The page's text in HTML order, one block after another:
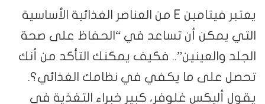
يعتبر فيتامين E من العناصر الغذائية الأساسية
التي يمكن أن تساعد في “الحفاظ على صحة
الجلد والعينين”.. فكيف يمكنك التأكد من أنك
تحصل على ما يكفي في نظامك الغذائي؟.
يقول أليكس غلوفر، كبير خبراء التغذية في